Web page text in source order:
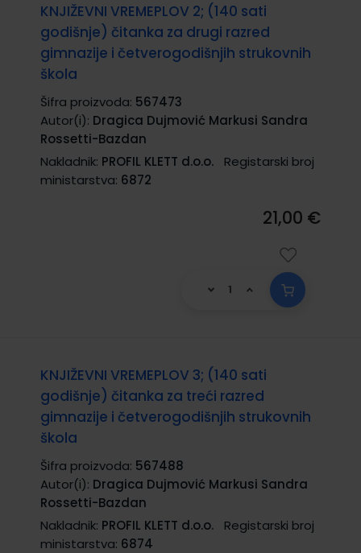
KNJIŽEVNI VREMEPLOV 2; (140 sati
godišnje) čitanka za drugi razred
gimnazije i četverogodišnjih strukovnih
škola
Šifra proizvoda: 567473
Autor(i): Dragica Dujmović Markusi Sandra
Rossetti-Bazdan
Nakladnik: PROFIL KLETT d.o.o.
Registarski broj
ministarstva: 6872
21,00 €
KNJIŽEVNI VREMEPLOV 3; (140 sati
godišnje) čitanka za treći razred
gimnazije i četverogodišnjih strukovnih
škola
Šifra proizvoda: 567488
Autor(i): Dragica Dujmović Markusi Sandra
Rossetti-Bazdan
Nakladnik: PROFIL KLETT d.o.o.
Registarski broj
ministarstva: 6874